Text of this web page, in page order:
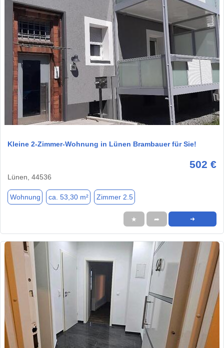
1 / 8
Kleine 2-Zimmer-Wohnung in Lünen Brambauer für Sie!
502 €
Lünen, 44536
Wohnung ca. 53,30 m² Zimmer 2.5
★ ➦ ➜